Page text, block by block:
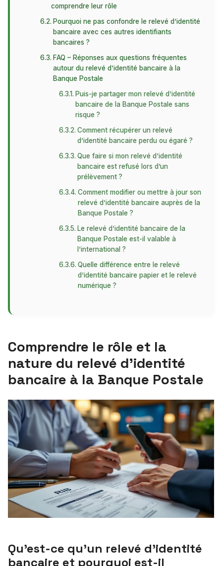
comprendre leur rôle
Pourquoi ne pas confondre le relevé d’identité
bancaire avec ces autres identifiants
bancaires ?
FAQ – Réponses aux questions fréquentes
autour du relevé d’identité bancaire à la
Banque Postale
Puis-je partager mon relevé d’identité
bancaire de la Banque Postale sans
risque ?
Comment récupérer un relevé
d’identité bancaire perdu ou égaré ?
Que faire si mon relevé d’identité
bancaire est refusé lors d’un
prélèvement ?
Comment modifier ou mettre à jour son
relevé d’identité bancaire auprès de la
Banque Postale ?
Le relevé d’identité bancaire de la
Banque Postale est-il valable à
l’international ?
Quelle différence entre le relevé
d’identité bancaire papier et le relevé
numérique ?
Comprendre le rôle et la
nature du relevé d’identité
bancaire à la Banque Postale
Qu’est-ce qu’un relevé d’identité
bancaire et pourquoi est-il